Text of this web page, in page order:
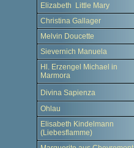
Elizabeth Little Mary
Christina Gallager
Melvin Doucette
Sievernich Manuela
Hl. Erzengel Michael in
Marmora
Divina Sapienza
Ohlau
Elisabeth Kindelmann
(Liebesflamme)